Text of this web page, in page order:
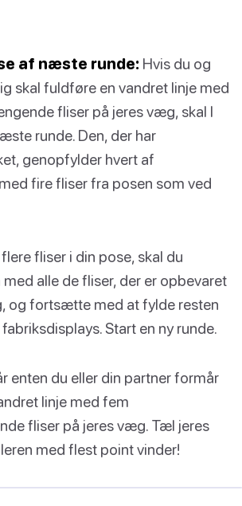
af næste runde: Hvis du og
skal fuldføre en vandret linje med
fliser på jeres væg, skal I
runde. Den, der har
genopfylder hvert af
fire fliser fra posen som ved
fliser i din pose, skal du
alle de fliser, der er opbevaret
og fortsætte med at fylde resten
Start en ny runde.
enten du eller din partner formår
linje med fem
fliser på jeres væg. Tæl jeres
med flest point vinder!